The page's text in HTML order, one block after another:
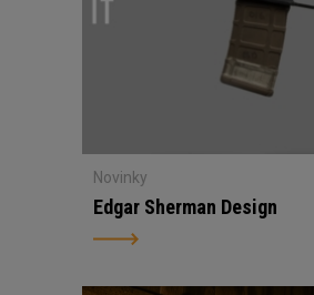
Novinky
Edgar Sherman Design